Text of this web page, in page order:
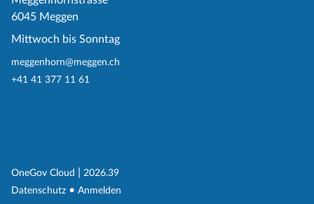
6045 Meggen
Mittwoch bis Sonntag
meggenhorn@meggen.ch
+41 41 377 11 61
OneGov Cloud (External Link)
2026.39
Datenschutz (External Link)
Anmelden